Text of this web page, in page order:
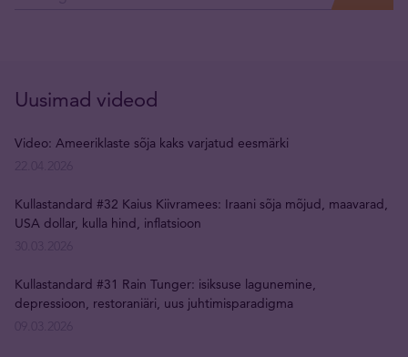
Uusimad videod
Video: Ameeriklaste sõja kaks varjatud eesmärki
Kullastandard #32 Kaius Kiivramees: Iraani sõja mõjud, maavarad,
USA dollar, kulla hind, inflatsioon
Kullastandard #31 Rain Tunger: isiksuse lagunemine,
depressioon, restoraniäri, uus juhtimisparadigma